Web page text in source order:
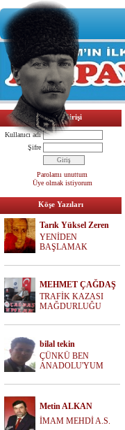
Üyelik Girişi
Kullanıcı adı
Şifre
Parolamı unuttum
Üye olmak istiyorum
Köşe Yazıları
Tarık Yüksel Zeren
YENİDEN
BAŞLAMAK
MEHMET ÇAĞDAŞ
TRAFİK KAZASI
MAĞDURLUĞU
bilal tekin
ÇÜNKÜ BEN
ANADOLU'YUM
Metin ALKAN
İMAM MEHDİ A.S.